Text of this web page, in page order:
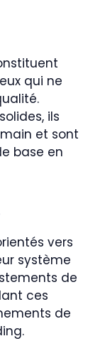
qui ne
ils
et sont
base en
vers
système
de
ces
de